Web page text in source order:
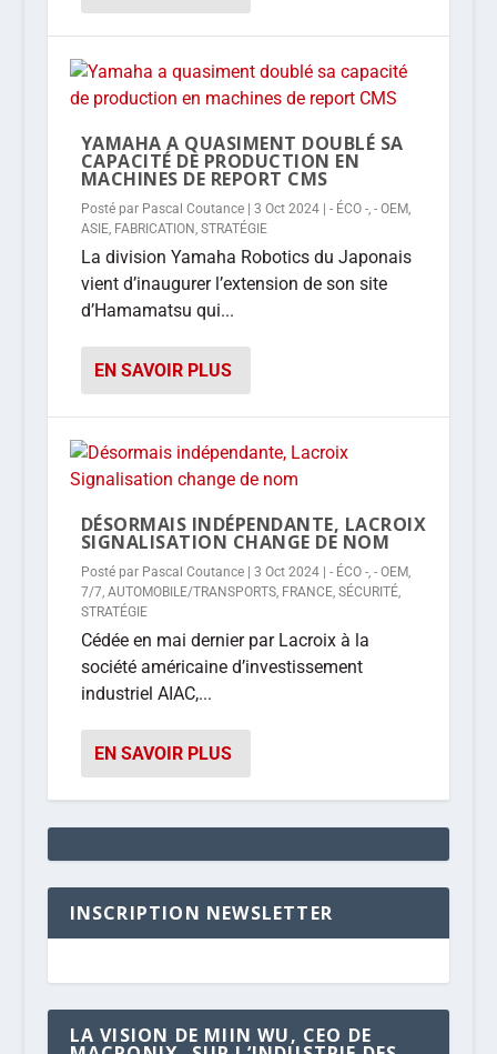
YAMAHA A QUASIMENT DOUBLÉ SA
CAPACITÉ DE PRODUCTION EN
MACHINES DE REPORT CMS
Posté par Pascal Coutance| 3 Oct 2024| - ÉCO -, - OEM,
ASIE, FABRICATION, STRATÉGIE
La division Yamaha Robotics du Japonais
vient d’inaugurer l’extension de son site
d’Hamamatsu qui...
EN SAVOIR PLUS
DÉSORMAIS INDÉPENDANTE, LACROIX
SIGNALISATION CHANGE DE NOM
Posté par Pascal Coutance| 3 Oct 2024| - ÉCO -, - OEM,
7/7, AUTOMOBILE/TRANSPORTS, FRANCE, SÉCURITÉ,
STRATÉGIE
Cédée en mai dernier par Lacroix à la
société américaine d’investissement
industriel AIAC,...
EN SAVOIR PLUS
INSCRIPTION NEWSLETTER
LA VISION DE MIIN WU, CEO DE